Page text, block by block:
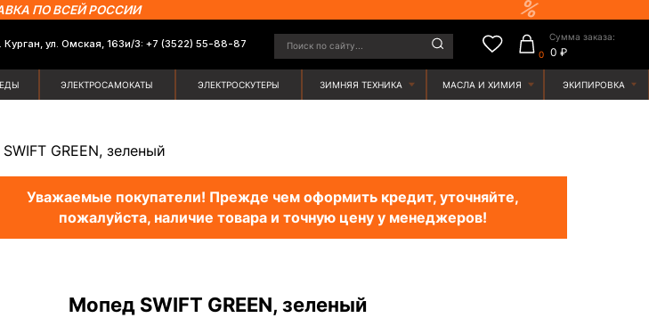
Поиск по сайту...
0 ₽
Сумма заказа:
163и/3: +7 (3522) 55-88-87
РОССИИ
GREEN, зеленый
Уважаемые покупатели! Прежде чем оформить кредит, уточняйте,
пожалуйста, наличие товара и точную цену у менеджеров!
Мопед SWIFT GREEN, зеленый